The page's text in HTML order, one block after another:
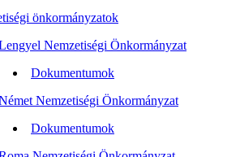
önkormányzatok
Nemzetiségi Önkormányzat
Dokumentumok
Nemzetiségi Önkormányzat
Dokumentumok